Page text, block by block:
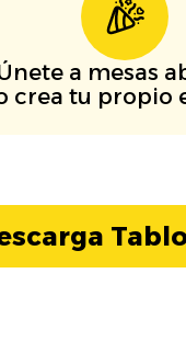
a mesas
crea tu propio